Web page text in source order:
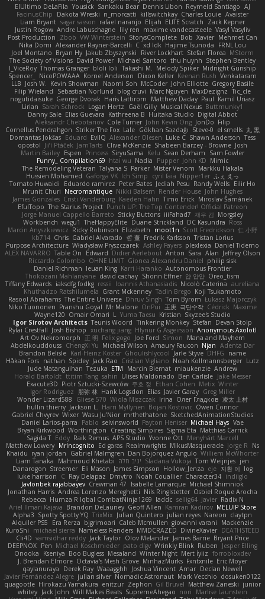
ElUltimo DeLaFila Yousick Sankaku Bear Dennis Libon Reymeld Santiago AJ
FacinusChip
Dakota Wreski n_morcatti killswitchkay Charles Louie Avaister
Liam Bryant sagar sasson rafael naranjo Elijah ELITE Scratch
Zack Kepner
Justin Rogow Andre Labuschagne lily ren maxime vandecasteele Vasyl Vasyliv
Post Production
Zbob VW Winterstein StorysComplete Bob Xavier Mehmet Can
Nika Domi Alexander Rayner-Barcelli C xd Idk Hajime Tsunoda
FRNL Lou
Joel Montano Bryan Hy Jakub Zbyszynski River Lockhart Stefan Florea MStorm
The Society of Visions David Power Michael Santoro thu huynh Stephen Bentley
I_ViceRoy Thomas Granger bloli loli Takashi M. Melody Spiker Midnight Gunship
Spencer_
NicoPOWAAA Kornel Anderson Dixon Keller Keenan Rush Venkataram
LLB Josh W. Kevin Showman Naomi Soh McCoder John Elliotte Gregory Basile
Filip Wieland
Sebastian Norlund blog cruvi Marc Nguyen MaxDezignz Tic_cle
nogutidaisuke George Dvorak Haris Lattirom Matthew Daday Paul Kamil Uriasz
Lirian Sarah Schrock Logan Hertz Gaël Gilly Musical Nexus Buttmunky1
Danny Sale Elias Guevara Kathreena B Huitaka Studio Digital Abbot
Aleksandr Chebotariov Cole Turner John Kevin Ong JonDo Filip
Cornellus Pendrahgon Striker The Fox Lale Gökhan Sazdağı Steve-0 el smells 丸 黒
Domantas Jokšas Eduard EvilQ Alexander Olesen Luke C Shawn Anderson Tess
opostol Jiří Ptáček JamTarts Clive McKenzie Shabeen Barzey - Browne Josh
Martin Bailey Espen Princess SiryuSama Kelu Sean Derham
Sam Fowler
Funny_ Compilation69 htai wu Nadia Pupper John KD Mimic
The Remodeling Veteran Talyana S Parker Mister Venom Markku Hakala
Hussien Mohamed Gaforga VK Ich Simp cyril faia Nipper1er ふぇ えっ
Tomato Huwaidi
Eduardo ramirez Peter Bates Jediah Pesu Randy Wells Eilir Ho
Mrunit Churi Necromantique Nikki Balsem Render House John Hughes
James Gonzales Cristi Vanderburg Kaeden Hahn Timo Erick Miroslav Šamánek
EfulTopo The Starius Project Punch UP: The Top Contender! Official Patreon
Jorge Manuel Cappello Barreto Sticky Buttons iiiFahad7 재우 김 Morgsley
Workbench wegu1 TheHappyElite Duane Strickland DC Kasundra Ross
Marcin Anyszkiewicz Ricky Robinson Elizabeth moot1n Scott Fredrickson 仁 小野
kb714 Chris Gabriel Alvarado 哲 董 Fredrik Karlsson Tristan Lorius
Purpose Architecture Władysław Pryszczarek Ashley Fayers plexlexia Daniel Tidemo
ALEX NAVARRO Table On Edward Didier Aerlebout Anton Sara Alan Jeffrey Olson
Riccardo Colombo OHNE LIMIT Gionea Alexandru Daniel philip sisk
Daniel Richman Ieuan King Karri Haranko Autonomous Frontier
Thokozani Mahlanyane david cachay Shonn Effner 얍 얍얍 Oreo_tism
Tiffany Edwards iaksdfg fodkg ressii Ioannis Athanasiadis Nicolò Caterina aureliana
Khuthadzo Ratshilumela Grant Mckenney Tadin Brego Koji Tsukamoto
Rasool Abrahams The Entire Universe Dhruv Singh Tom Byrom Łukasz Majorczyk
Niko Tuononen Pranshu Goyal Mr Malone OnPui 王庚 극단수작 Cédrick Maxime
Wayne120 Omair Omari L Yuma Taesu Kristian Skyzee's Studio
Igor Sirotov Architects Teunis Woord Tinkering Monkey Stefan Devan Stolp
Rylai Crestfall Josh Bishop xuchang jiang Hlynur G Asgeirsson Anonymous Axolotl
Art Ov Nekromorph
正 明 Felix gogo Joe Ford Simon
Mana and Mayhem
Abdelkouddouss ChengXi Yu Michael Wilson Amaury Faucon Njan Adenta Dar
Brandon Belisle Karl-Heinz Köster Ghoulishlycool Jarle Styve DHFG
name
Håkan Fors nathan Spidey Jack Rao Cristian Vigliano Noah Kollmannsberger Lutz
Jude Matanguihan Tezuka ETM Marcin Biernat miaukenzie Andrew
Horald Bartoldt ttitim Tang sahin Ulises Maldonado Ben Carlisle Jake Messer
Exacute3D Piotr Sztucki-Szewców 주호 정 Ethan Cohen Metix Winter
Igor Rodriguez
朋弥 林 Hank Logsdon Elias Javier Garay Greg Miller
Wonder Lizard588
Gliese 570 Wiola Miszczak Irina Олег Гладков 凌太 上村
hullin thierry Jackson L. Harri Myllynen Bojan Kostovic Owen Connor
Gabriel Chvyrev Wixer Wasu Ju'Nior mrthethatone SketchedAnimationStudios
Daniel Larios-parra
Pablo selvinsworld Payton Heniser Michael Hays Vae
Bryan Kirkwood Worthington Creating Simpires Sigma Eta Matthias Carrick
Sagida T Eddy Raik Remus APS Studio Yvonne Ott Menyhárt Marcell
Matthew Lowery MrIncognito Ed garas Realmwrights MikusMasquerade jorge R
Ns
Khaidu ryan jordan Gabriel Malmgren Dan Bojorquez Angulo Williem McWhorter
Liam Tanaka
Mahmoud Khetabi יניב חלה Sladana Vukoja Tom Weijnjes jen
Danarogon Streemer Eli Mason James Simpson Hollow_Jenza eje 지환 이 log
luke harrison
C Ray Delapaz Dmytro Noah Couallier Character34 indiiglo
Javlonbek rajabbayev Crewman 47 Isabelle Lamarque Michael Shimniok
Jonathan Harris Andrea Lorenzo Mereghetti Nils Ringlstetter Osbiel Roque Arocha
Rebecca Humza R Iqbal CombatNinja1269 laddc sellig64 Javier Radix N
Ariel Ilmari Kajava Brandon DeLauney Geoff Allen Kamran Kadirov MELUIP Store
Alpha3 Spotty Spotty YQ TrixMix Julian Quintero julian reyes Nareon claytpn
Alquiler PS5
Era Rerza bjgrimoari Caleb Mcmullen giovanni varani
Mackenzie
KuroShi
michael sierra Nameless Renders MMDCRAZED DivineXavier DEATHSTEED
Cli4D vamsidhar reddy Jack Taylor Olov Melander James Barrie Bryant Price
DEEPNOX Pen Michael Koschmieder pato dlgv Wrinkly Blink Ruben
Jesper Elling
Onooka
Kseniya Boo Bugless Mesaland Winter Night Mert İyiiz forrobloxdev
J. Brendan Elmore Octavia's Mesh Grove MinhazMurks Fxntxnile Eric Moyer
qaylanuraya
Derek Ray Waaagghh Joshua Vincent Amar Declan Newell
Javier Fernández Alegre julian silver Nomadic Astronaut Mark Vecchio dosuken0122
quagootle Hirokazu Yamakura enitzur Zephon Gil Bruvel Matthew Zaneski junior
whitey Jack John Will Makes Beats SupremeAhegao nori
Marlise Launstein